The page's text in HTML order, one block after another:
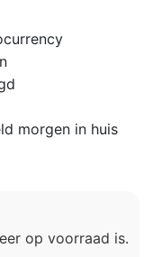
morgen in huis
op voorraad is.